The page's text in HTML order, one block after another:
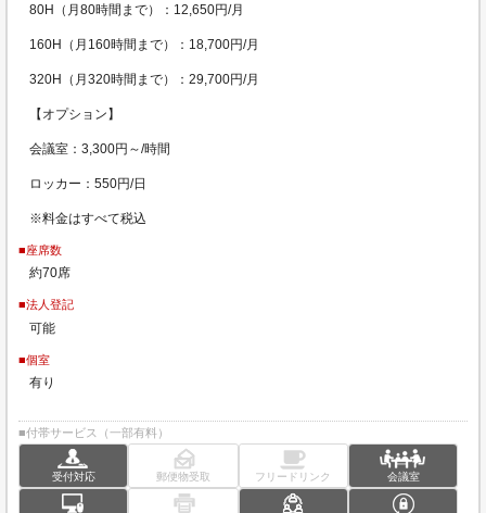
80H（月80時間まで）：12,650円/月
160H（月160時間まで）：18,700円/月
320H（月320時間まで）：29,700円/月
【オプション】
会議室：3,300円～/時間
ロッカー：550円/日
※料金はすべて税込
■座席数
約70席
■法人登記
可能
■個室
有り
■付帯サービス（一部有料）
受付対応 郵便物受取 フリードリンク 会議室